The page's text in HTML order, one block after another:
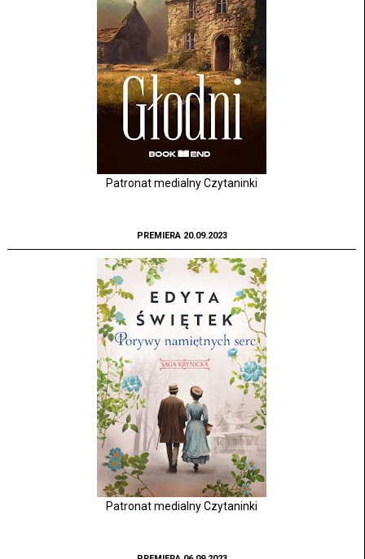
Patronat medialny Czytaninki
PREMIERA 20.09.2023
Patronat medialny Czytaninki